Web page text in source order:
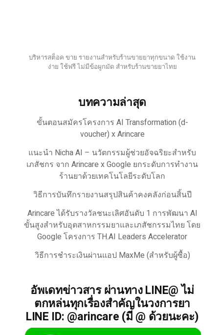
บริหารสต็อค ขาย รายงานสำหรับร้านขายยาทุกขนาด ใช้งาน
ง่าย ใช้ฟรี ไม่มีข้อผูกมัด สำหรับร้านขายยาไทย
บทความล่าสุด
ขั้นตอนสมัครโครงการ AI Transformation (d-
voucher) x Arincare
แนะนำ Nicha AI – นวัตกรรมผู้ช่วยอัจฉริยะสำหรับ
เภสัชกร จาก Arincare x Google ยกระดับการทำงาน
ร้านยาด้วยเทคโนโลยีระดับโลก
วิธีการบันทึกรายงานสรุปสินค้าคงคลังก่อนสิ้นปี
Arincare ได้รับรางวัลชนะเลิศอันดับ 1 การพัฒนา AI
ขั้นสูงสำหรับอุตสาหกรรมยาและเภสัชกรรมไทย โดย
Google โครงการ TH.AI Leaders Accelerator
วิธีการชำระเงินผ่านแอป MaxMe (สำหรับผู้ซื้อ)
อัพเดทข่าวสาร ผ่านทาง LINE@ ไม่
ตกหล่นทุกเรื่องสำคัญในวงการยา
LINE ID: @arincare (มี @ ด้วยนะคะ)